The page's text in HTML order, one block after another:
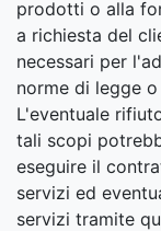
prodotti o alla
a richiesta del
necessari per
norme di legge
L'eventuale
tali scopi
eseguire il
servizi ed
servizi tramite